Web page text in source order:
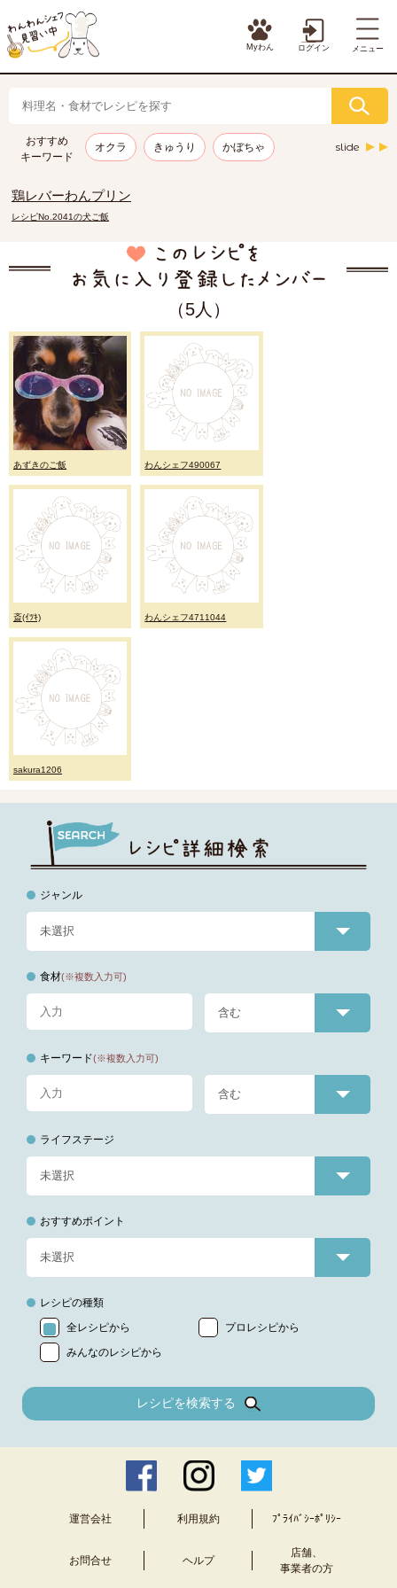
Myわん ログイン メニュー
おすすめ
キーワード
オクラ きゅうり かぼちゃ slide
鶏レバーわんプリン
レシピNo.2041の犬ご飯
（5人）
あずきのご飯 わんシェフ490067
斎(ｲﾂｷ) わんシェフ4711044
sakura1206
ジャンル
食材(※複数入力可)
キーワード(※複数入力可)
ライフステージ
おすすめポイント
レシピの種類
全レシピから
プロレシピから
みんなのレシピから
レシピを検索する
運営会社 利用規約 ﾌﾟﾗｲﾊﾞｼｰﾎﾟﾘｼｰ
お問合せ ヘルプ
店舗、
事業者の方